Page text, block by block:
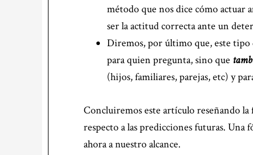
método que nos dice cómo actuar
ser la actitud correcta ante un
Diremos, por último que, este
para quien pregunta, sino que
(hijos, familiares, parejas, etc) y
Concluiremos este artículo reseñando
respecto a las predicciones futuras. Una
ahora a nuestro alcance.